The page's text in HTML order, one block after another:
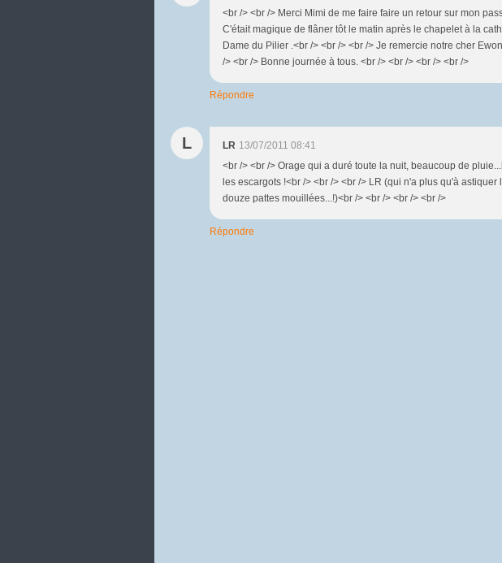
<br /> <br /> Merci Mimi de me faire faire un retour sur mon
C'était magique de flâner tôt le matin après le chapelet à la
Dame du Pilier .<br /> <br /> <br /> Je remercie notre cher
/> <br /> Bonne journée à tous. <br /> <br /> <br /> <br />
Répondre
L LR 13/07/2011 08:41
<br /> <br /> Orage qui a duré toute la nuit, beaucoup de
les escargots !<br /> <br /> <br /> LR (qui n'a plus qu'à
douze pattes mouillées...!)<br /> <br /> <br /> <br />
Répondre